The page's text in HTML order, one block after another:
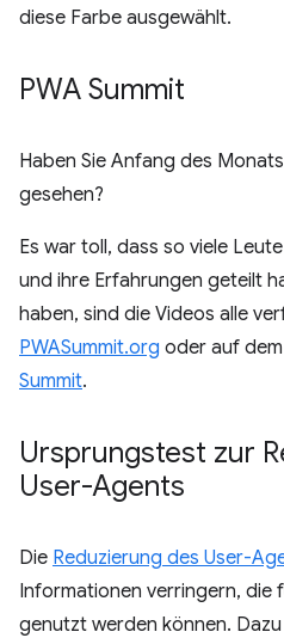
diese Farbe ausgewählt.
PWA Summit
Haben Sie Anfang des
gesehen?
Es war toll, dass so viele
und ihre Erfahrungen geteilt
haben, sind die Videos alle
PWASummit.org oder auf dem
Summit.
Ursprungstest zur
User-Agents
Die Reduzierung des User-
Informationen verringern, die
genutzt werden können.